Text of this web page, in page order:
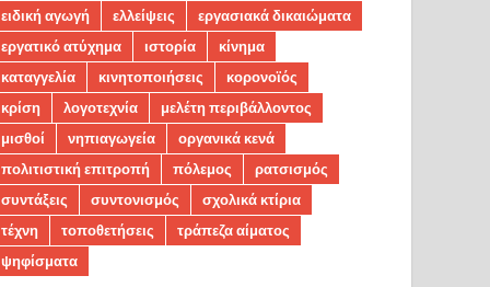
ειδική αγωγή
ελλείψεις
εργασιακά δικαιώματα
εργατικό ατύχημα
ιστορία
κίνημα
καταγγελία
κινητοποιήσεις
κορονοϊός
κρίση
λογοτεχνία
μελέτη περιβάλλοντος
μισθοί
νηπιαγωγεία
οργανικά κενά
πολιτιστική επιτροπή
πόλεμος
ρατσισμός
συντάξεις
συντονισμός
σχολικά κτίρια
τέχνη
τοποθετήσεις
τράπεζα αίματος
ψηφίσματα